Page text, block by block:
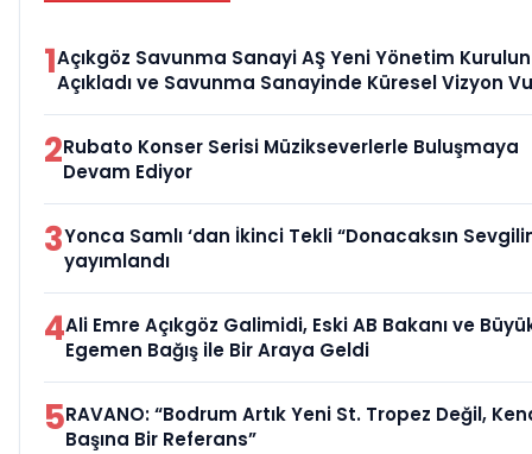
1Açıkgöz Savunma Sanayi AŞ Yeni Yönetim
Açıkladı ve Savunma Sanayinde Küresel Vizyon
2Rubato Konser Serisi Müzikseverlerle Buluşmaya
Devam Ediyor
3Yonca Samlı ‘dan İkinci Tekli “Donacaksın
yayımlandı
4Ali Emre Açıkgöz Galimidi, Eski AB Bakanı ve
Egemen Bağış ile Bir Araya Geldi
5RAVANO: “Bodrum Artık Yeni St. Tropez Değil,
Başına Bir Referans”